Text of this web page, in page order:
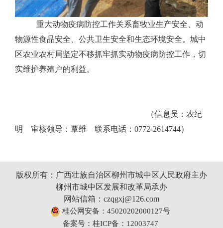
重大动物疫病防控工作关系畜牧业生产安全、动
物源性食品安全、公共卫生安全和生态环境安全。城中
区农业农村局坚定不移抓牢抓实动物疫病防控工作，切
实维护养殖户的利益。
（信息员：农纪
明 审核领导：覃维 联系电话：0772-2614744）
版权所有：广西壮族自治区柳州市城中区人民政府主办
柳州市城中区发展和改革局承办
网站信箱：czqgxj@126.com
桂公网安备：45020202000127号
备案号：桂ICP备：12003747